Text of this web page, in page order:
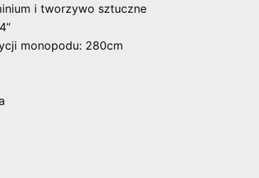
i tworzywo sztuczne
monopodu: 280cm